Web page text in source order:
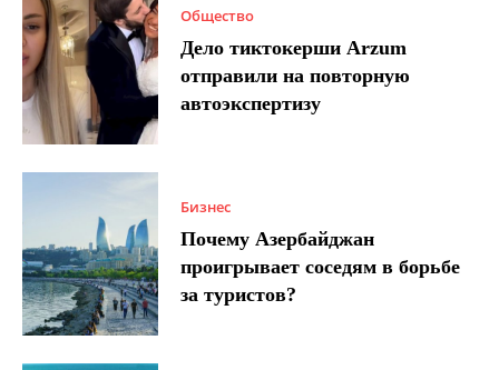
Общество
Дело тиктокерши Arzum
отправили на повторную
автоэкспертизу
Бизнес
Почему Азербайджан
проигрывает соседям в борьбе
за туристов?